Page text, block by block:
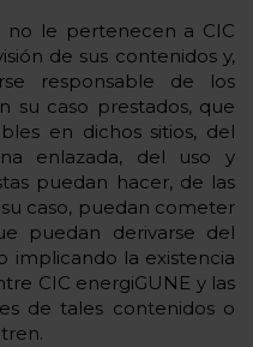
no le pertenecen a CIC
de sus contenidos y,
responsable de los
su caso prestados, que
en dichos sitios, del
enlazada, del uso y
puedan hacer, de las
caso, puedan cometer
puedan derivarse del
implicando la existencia
CIC energiGUNE y las
de tales contenidos o